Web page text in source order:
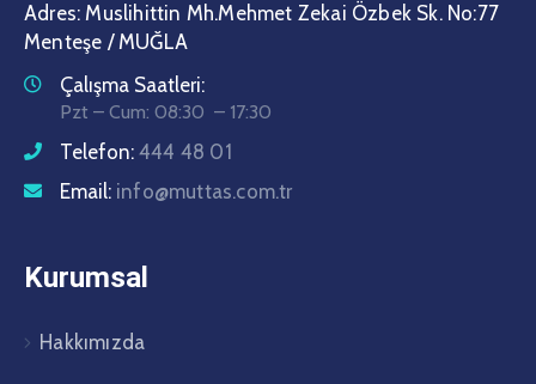
Adres: Muslihittin Mh.Mehmet Zekai Özbek Sk. No:77
Menteşe / MUĞLA
Çalışma Saatleri:
Pzt – Cum: 08:30 – 17:30
Telefon: 444 48 01
Email: info@muttas.com.tr
Kurumsal
Hakkımızda